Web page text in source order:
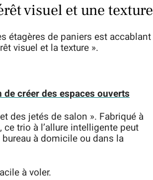
visuel et une texture
étagères de paniers est accablant
visuel et la texture ».
créer des espaces ouverts
des jetés de salon ». Fabriqué à
ce trio à l’allure intelligente peut
à domicile ou dans la
à voler.